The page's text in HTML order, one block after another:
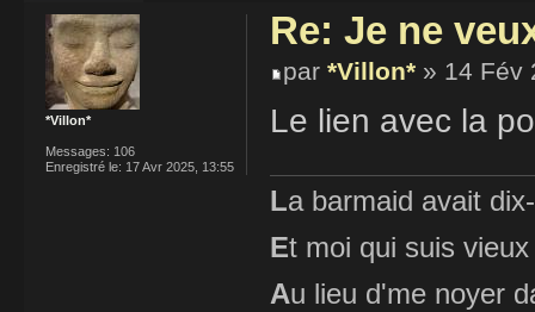
Re: Je ne
par *Villon* » 14 Fév
Le lien avec la
La barmaid avait
Et moi qui suis
Au lieu d'me noyer
*Villon*
Messages: 106
Enregistré le: 17 Avr 2025, 13:55